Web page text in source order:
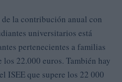
la contribución anual con
universitarios está
pertenecientes a familias
los 22.000 euros. También hay
ISEE que supere los 22 000